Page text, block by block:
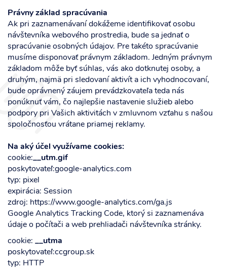
Právny základ spracúvania
Ak pri zaznamenávaní dokážeme identifikovať osobu
návštevníka webového prostredia, bude sa jednať o
spracúvanie osobných údajov. Pre takéto spracúvanie
musíme disponovať právnym základom. Jedným právnym
základom môže byť súhlas, vás ako dotknutej osoby, a
druhým, najmä pri sledovaní aktivít a ich vyhodnocovaní,
bude oprávnený záujem prevádzkovateľa teda nás
ponúknuť vám, čo najlepšie nastavenie služieb alebo
podpory pri Vašich aktivitách v zmluvnom vzťahu s našou
spoločnosťou vrátane priamej reklamy.
Na aký účel využívame cookies:
cookie:__utm.gif
poskytovateľ:google-analytics.com
typ: pixel
expirácia: Session
zdroj: https://www.google-analytics.com/ga.js
Google Analytics Tracking Code, ktorý si zaznamenáva
údaje o počítači a web prehliadači návštevníka stránky.
cookie: __utma
poskytovateľ:ccgroup.sk
typ: HTTP